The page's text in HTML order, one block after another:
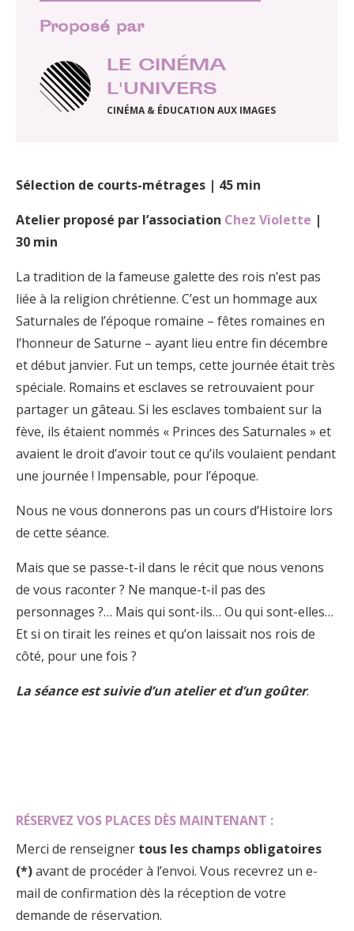
Proposé par
LE CINÉMA
L'UNIVERS
CINÉMA & ÉDUCATION AUX IMAGES
Sélection de courts-métrages | 45 min
Atelier proposé par l’association Chez Violette |
30 min
La tradition de la fameuse galette des rois n’est pas
liée à la religion chrétienne. C’est un hommage aux
Saturnales de l’époque romaine – fêtes romaines en
l’honneur de Saturne – ayant lieu entre fin décembre
et début janvier. Fut un temps, cette journée était très
spéciale. Romains et esclaves se retrouvaient pour
partager un gâteau. Si les esclaves tombaient sur la
fève, ils étaient nommés « Princes des Saturnales » et
avaient le droit d’avoir tout ce qu’ils voulaient pendant
une journée ! Impensable, pour l’époque.
Nous ne vous donnerons pas un cours d’Histoire lors
de cette séance.
Mais que se passe-t-il dans le récit que nous venons
de vous raconter ? Ne manque-t-il pas des
personnages ?… Mais qui sont-ils… Ou qui sont-elles…
Et si on tirait les reines et qu’on laissait nos rois de
côté, pour une fois ?
La séance est suivie d’un atelier et d’un goûter.
RÉSERVEZ VOS PLACES DÈS MAINTENANT :
Merci de renseigner tous les champs obligatoires
(*)avant de procéder à l’envoi. Vous recevrez un e-
mail de confirmation dès la réception de votre
demande de réservation.